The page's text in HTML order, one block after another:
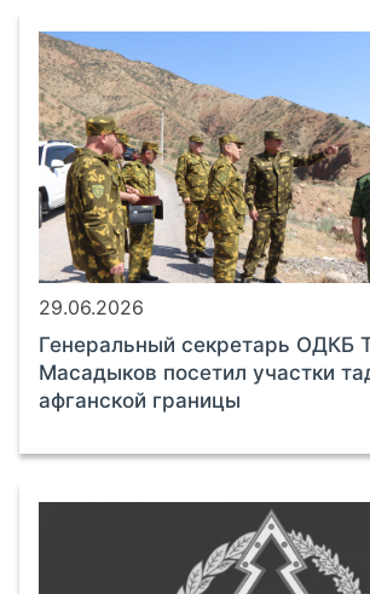
29.06.2026
Генеральный секретарь ОДКБ
Масадыков посетил участки
афганской границы